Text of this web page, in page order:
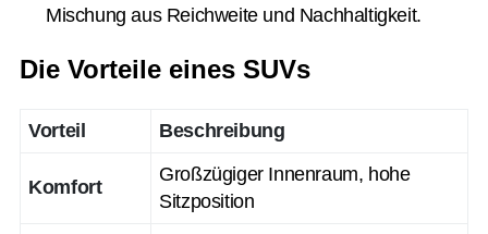
Mischung aus Reichweite und Nachhaltigkeit.
Die Vorteile eines SUVs
Vorteil Beschreibung
Komfort
Großzügiger Innenraum, hohe
Sitzposition